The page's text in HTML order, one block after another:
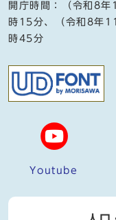
開庁時間：（令和8
時15分、（令和8年
時45分
Youtube